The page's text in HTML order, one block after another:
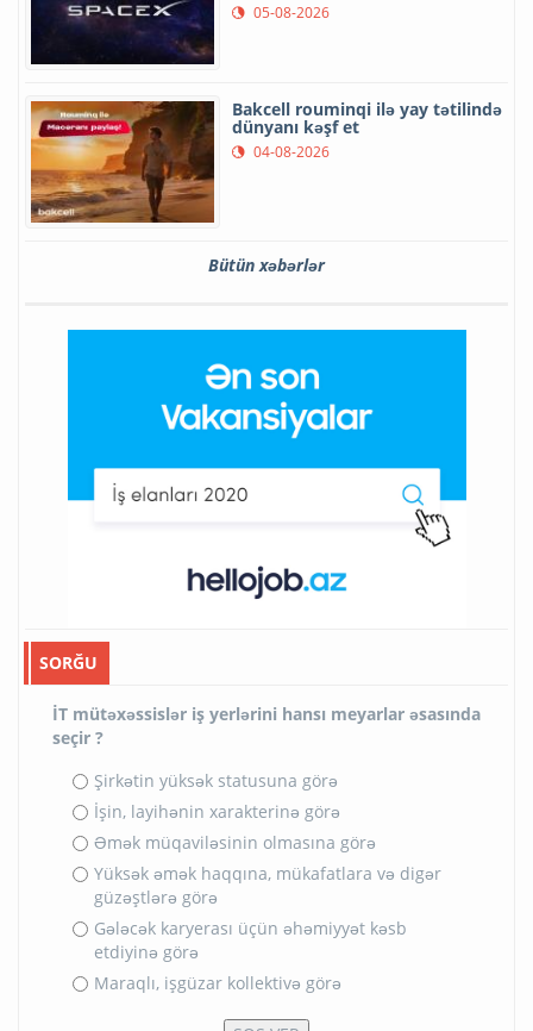
05-08-2026
Bakcell rouminqi ilə yay tətilində
dünyanı kəşf et
04-08-2026
Bütün xəbərlər
SORĞU
İT mütəxəssislər iş yerlərini hansı meyarlar əsasında
seçir ?
Şirkətin yüksək statusuna görə
İşin, layihənin xarakterinə görə
Əmək müqaviləsinin olmasına görə
Yüksək əmək haqqına, mükafatlara və digər
güzəştlərə görə
Gələcək karyerası üçün əhəmiyyət kəsb
etdiyinə görə
Maraqlı, işgüzar kollektivə görə